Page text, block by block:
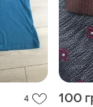
4 100